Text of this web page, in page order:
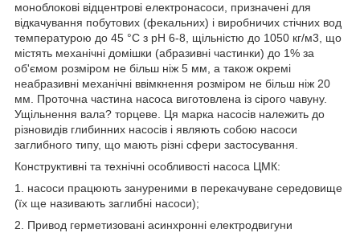
моноблокові відцентрові електронасоси, призначені для
відкачування побутових (фекальних) і виробничих стічних вод
температурою до 45 °C з pH 6-8, щільністю до 1050 кг/м3, що
містять механічні домішки (абразивні частинки) до 1% за
об'ємом розміром не більш ніж 5 мм, а також окремі
неабразивні механічні ввімкнення розміром не більш ніж 20
мм. Проточна частина насоса виготовлена із сірого чавуну.
Ущільнення вала? торцеве. Ця марка насосів належить до
різновидів глибинних насосів і являють собою насоси
заглибного типу, що мають різні сфери застосування.
Конструктивні та технічні особливості насоса ЦМК:
1. насоси працюють зануреними в перекачуване середовище
(їх ще називають заглибні насоси);
2. Привод герметизовані асинхронні електродвигуни